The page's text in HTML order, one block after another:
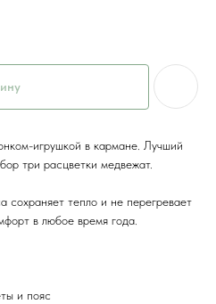
игрушкой в кармане. Лучший
три расцветки медвежат.
тепло и не перегревает
в любое время года.
и пояс